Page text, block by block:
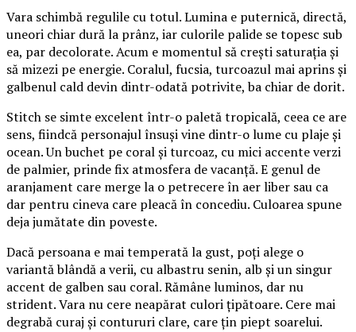
Vara schimbă regulile cu totul. Lumina e puternică, directă,
uneori chiar dură la prânz, iar culorile palide se topesc sub
ea, par decolorate. Acum e momentul să crești saturația și
să mizezi pe energie. Coralul, fucsia, turcoazul mai aprins și
galbenul cald devin dintr-odată potrivite, ba chiar de dorit.
Stitch se simte excelent într-o paletă tropicală, ceea ce are
sens, fiindcă personajul însuși vine dintr-o lume cu plaje și
ocean. Un buchet pe coral și turcoaz, cu mici accente verzi
de palmier, prinde fix atmosfera de vacanță. E genul de
aranjament care merge la o petrecere în aer liber sau ca
dar pentru cineva care pleacă în concediu. Culoarea spune
deja jumătate din poveste.
Dacă persoana e mai temperată la gust, poți alege o
variantă blândă a verii, cu albastru senin, alb și un singur
accent de galben sau coral. Rămâne luminos, dar nu
strident. Vara nu cere neapărat culori țipătoare. Cere mai
degrabă curaj și contururi clare, care țin piept soarelui.